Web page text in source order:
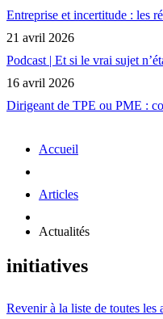
Entreprise et incertitude : les
21 avril 2026
Podcast | Et si le vrai sujet
16 avril 2026
Dirigeant de TPE ou PME :
Accueil
Articles
Actualités
initiatives
Revenir à la liste de toutes les